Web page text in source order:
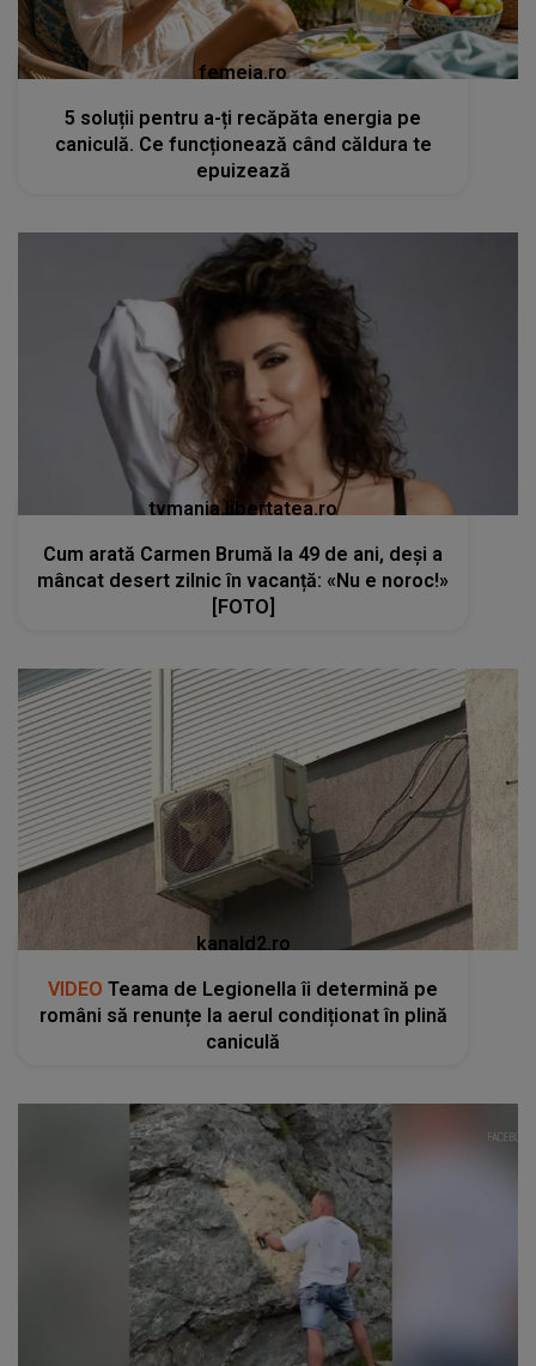
femeia.ro
5 soluții pentru a-ți recăpăta energia pe
caniculă. Ce funcționează când căldura te
epuizează
tvmania.libertatea.ro
Cum arată Carmen Brumă la 49 de ani, deși a
mâncat desert zilnic în vacanță: «Nu e noroc!»
[FOTO]
kanald2.ro
VIDEO Teama de Legionella îi determină pe
români să renunțe la aerul condiționat în plină
caniculă